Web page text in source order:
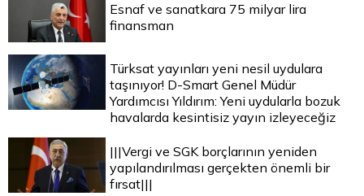
Esnaf ve sanatkara 75 milyar lira
finansman
Türksat yayınları yeni nesil uydulara
taşınıyor! D-Smart Genel Müdür
Yardımcısı Yıldırım: Yeni uydularla bozuk
havalarda kesintisiz yayın izleyeceğiz
|||Vergi ve SGK borçlarının yeniden
yapılandırılması gerçekten önemli bir
fırsat|||